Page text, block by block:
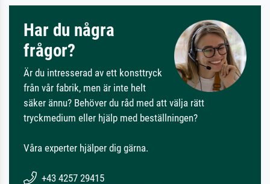
Har du några
frågor?
Är du intresserad av ett konsttryck
från vår fabrik, men är inte helt
säker ännu? Behöver du råd med att välja rätt
tryckmedium eller hjälp med beställningen?
Våra experter hjälper dig gärna.
+43 4257 29415